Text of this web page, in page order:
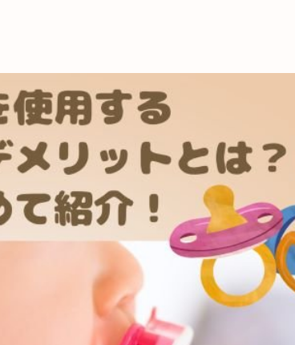
これ